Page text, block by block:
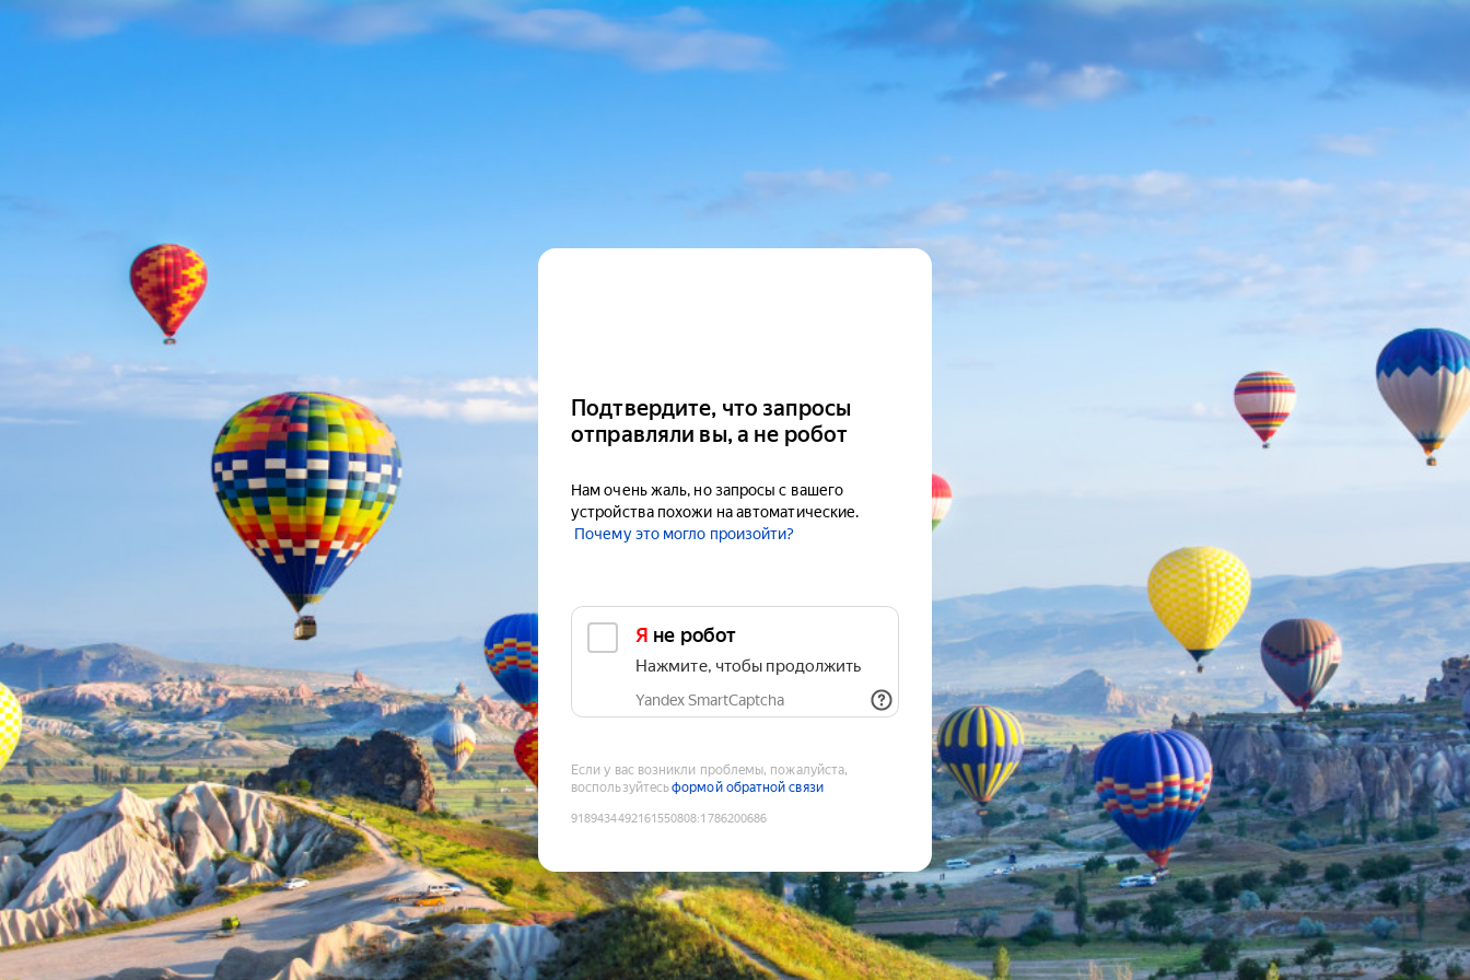
Подтвердите, что запросы
отправляли вы, а не робот
Нам очень жаль, но запросы с вашего
устройства похожи на автоматические.
Почему это могло произойти?
Я не робот
Нажмите, чтобы продолжить
Yandex SmartCaptcha
Если у вас возникли проблемы, пожалуйста,
воспользуйтесьформой обратной связи
9189434492161550808:1786200686